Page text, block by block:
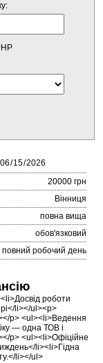
20000 грн
Вінниця
повна вища
обов'язковий
повний робочий день
роботи
li></ul><p>
p> <ul><li>Ведення
— одна ТОВ і
p> <ul><li>Офіційне
li><li>Гідна
li></ul>